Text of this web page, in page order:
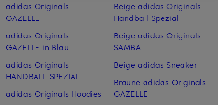
adidas Originals
GAZELLE
adidas Originals
GAZELLE in Blau
adidas Originals
HANDBALL SPEZIAL
adidas Originals Hoodies
Beige adidas Originals
Handball Spezial
Beige adidas Originals
SAMBA
Beige adidas Sneaker
Braune adidas Originals
GAZELLE